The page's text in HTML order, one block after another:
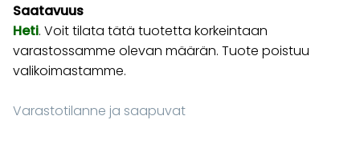
Saatavuus
Heti. Voit tilata tätä tuotetta korkeintaan
varastossamme olevan määrän. Tuote poistuu
valikoimastamme.
Varastotilanne ja saapuvat